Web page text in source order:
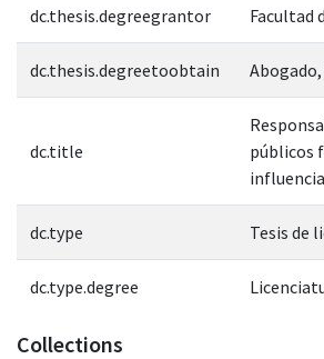
dc.thesis.degreegrantor Facultad
dc.thesis.degreetoobtain
dc.title
públicos
influencia
dc.type Tesis de
dc.type.degree
Collections